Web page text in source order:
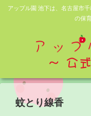
アップル園 池下は、名古屋市
の保
蚊とり線香